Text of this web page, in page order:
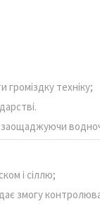
техніку;
і сіллю;
змогу